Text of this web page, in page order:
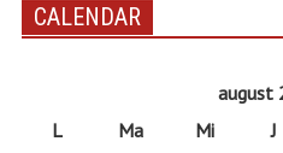
CALENDAR
august
L
Ma Mi J